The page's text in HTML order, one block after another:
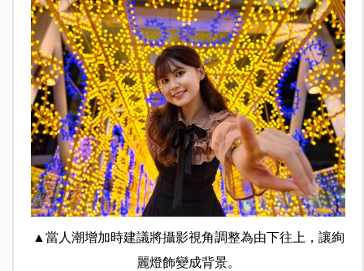
▲當人潮增加時建議將攝影視角調整為由下往上，讓絢
麗燈飾變成背景。